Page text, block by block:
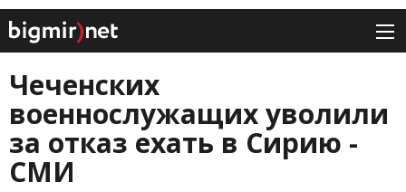
Чеченских
военнослужащих уволили
за отказ ехать в Сирию -
СМИ